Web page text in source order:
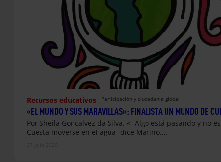
Recursos educativos Participación y ciudadanía global
«EL MUNDO Y SUS MARAVILLAS»: FINALISTA UN MUNDO DE
Por Sheila Goncalvez da Silva. «- Algo está pasando y no
Cuesta moverse en el agua -dice Marino.…